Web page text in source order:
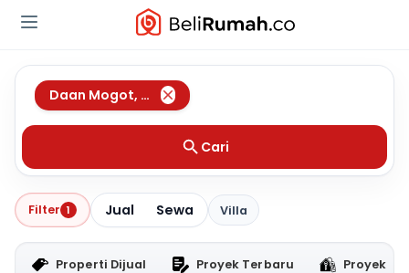
Daan Mogot, Jakarta Barat
Cari
Filter 1 Jual Sewa Villa
Properti Dijual Proyek Terbaru Proyek